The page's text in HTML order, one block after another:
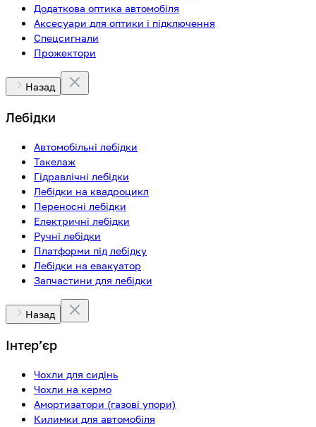
Додаткова оптика автомобіля
Аксесуари для оптики і підключення
Спецсигнали
Прожектори
Назад
Лебідки
Автомобільні лебідки
Такелаж
Гідравлічні лебідки
Лебідки на квадроцикл
Переносні лебідки
Електричні лебідки
Ручні лебідки
Платформи під лебідку
Лебідки на евакуатор
Запчастини для лебідки
Назад
Інтерʼєр
Чохли для сидінь
Чохли на кермо
Амортизатори (газові упори)
Килимки для автомобіля